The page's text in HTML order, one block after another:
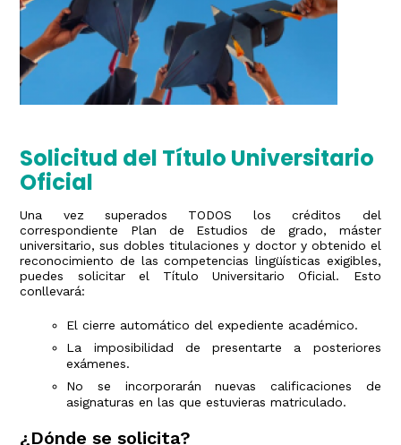
Solicitud del Título Universitario
Oficial
Una vez superados TODOS los créditos del
correspondiente Plan de Estudios de grado, máster
universitario, sus dobles titulaciones y doctor y obtenido el
reconocimiento de las competencias lingüísticas exigibles,
puedes solicitar el Título Universitario Oficial. Esto
conllevará:
El cierre automático del expediente académico.
La imposibilidad de presentarte a posteriores
exámenes.
No se incorporarán nuevas calificaciones de
asignaturas en las que estuvieras matriculado.
¿Dónde se solicita?